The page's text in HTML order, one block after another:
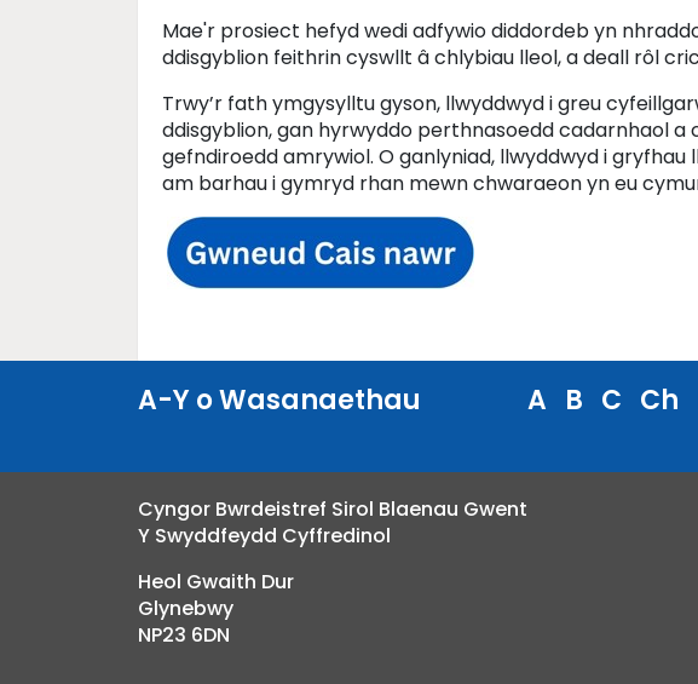
Mae'r prosiect hefyd wedi adfywio diddordeb yn
ddisgyblion feithrin cyswllt â chlybiau lleol, a deall rôl
Trwy’r fath ymgysylltu gyson, llwyddwyd i greu
ddisgyblion, gan hyrwyddo perthnasoedd cadarnhaol
gefndiroedd amrywiol. O ganlyniad, llwyddwyd i
am barhau i gymryd rhan mewn chwaraeon yn eu
A-Y o Wasanaethau A B C Ch
Cyngor Bwrdeistref Sirol Blaenau Gwent
Y Swyddfeydd Cyffredinol
Heol Gwaith Dur
Glynebwy
NP23 6DN